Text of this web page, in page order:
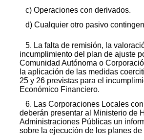
c) Operaciones con derivados.
d) Cualquier otro pasivo
5. La falta de remisión, la
incumplimiento del plan de ajuste
Comunidad Autónoma o
la aplicación de las medidas
25 y 26 previstas para el
Económico Financiero.
6. Las Corporaciones Locales
deberán presentar al Ministerio de
Administraciones Públicas un
sobre la ejecución de los planes de